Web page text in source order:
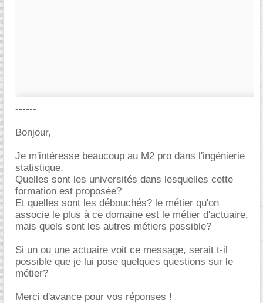
------
Bonjour,
Je m'intéresse beaucoup au M2 pro dans l'ingénierie
statistique.
Quelles sont les universités dans lesquelles cette
formation est proposée?
Et quelles sont les débouchés? le métier qu'on
associe le plus à ce domaine est le métier d'actuaire,
mais quels sont les autres métiers possible?
Si un ou une actuaire voit ce message, serait t-il
possible que je lui pose quelques questions sur le
métier?
Merci d'avance pour vos réponses !